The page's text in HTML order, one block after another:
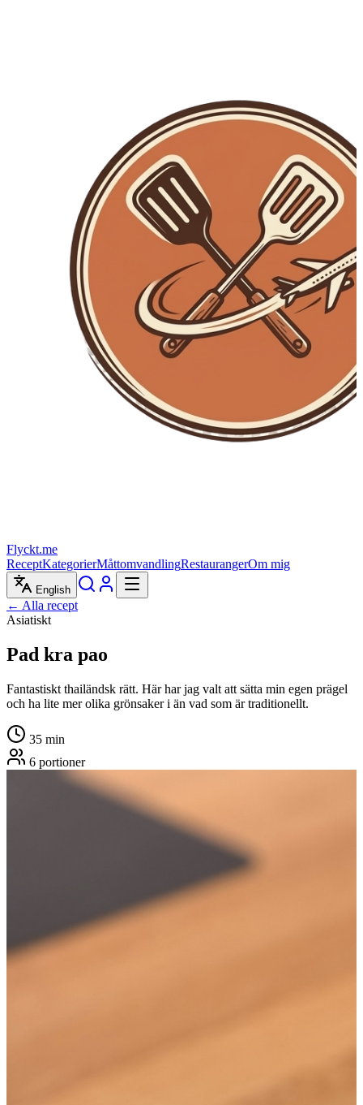
Flyckt.me
ReceptKategorierMåttomvandlingRestaurangerOm mig
English
← Alla recept
Asiatiskt
Pad kra pao
Fantastiskt thailändsk rätt. Här har jag valt att sätta min egen prägel
och ha lite mer olika grönsaker i än vad som är traditionellt.
35 min
6 portioner